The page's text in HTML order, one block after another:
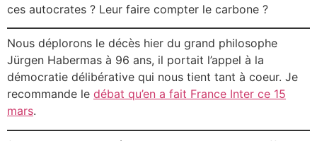
ces autocrates ? Leur faire compter le carbone ?
Nous déplorons le décès hier du grand philosophe
Jürgen Habermas à 96 ans, il portait l’appel à la
démocratie délibérative qui nous tient tant à coeur. Je
recommande le débat qu’en a fait France Inter ce 15
mars.